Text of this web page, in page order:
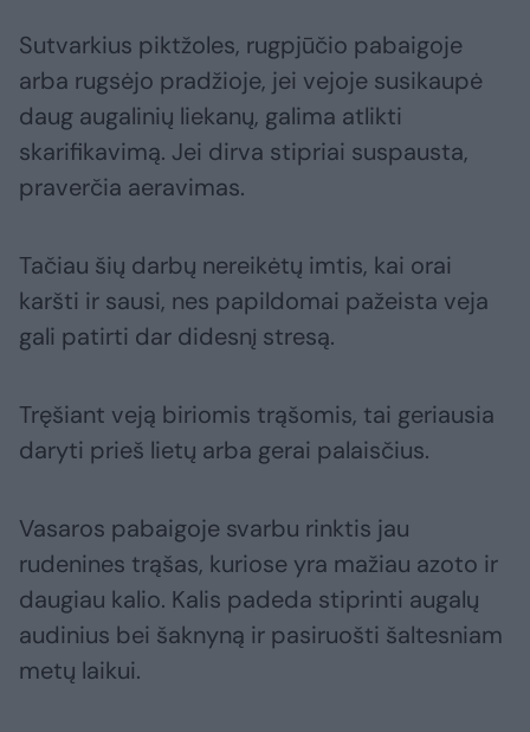
Sutvarkius piktžoles, rugpjūčio pabaigoje
arba rugsėjo pradžioje, jei vejoje susikaupė
daug augalinių liekanų, galima atlikti
skarifikavimą. Jei dirva stipriai suspausta,
praverčia aeravimas.
Tačiau šių darbų nereikėtų imtis, kai orai
karšti ir sausi, nes papildomai pažeista veja
gali patirti dar didesnį stresą.
Tręšiant veją biriomis trąšomis, tai geriausia
daryti prieš lietų arba gerai palaisčius.
Vasaros pabaigoje svarbu rinktis jau
rudenines trąšas, kuriose yra mažiau azoto ir
daugiau kalio. Kalis padeda stiprinti augalų
audinius bei šaknyną ir pasiruošti šaltesniam
metų laikui.